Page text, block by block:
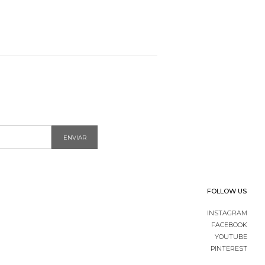
ENVIAR
FOLLOW US
INSTAGRAM
FACEBOOK
YOUTUBE
PINTEREST